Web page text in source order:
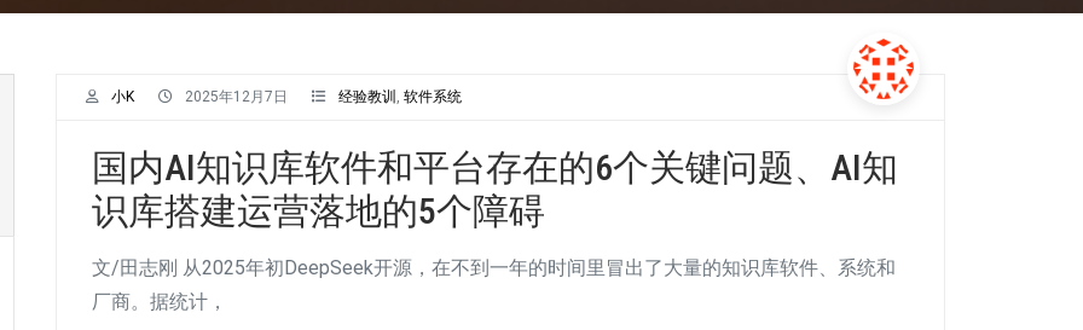
小K 2025年12月7日 经验教训 软件系统
国内AI知识库软件和平台存在的6个关键问题、AI知
识库搭建运营落地的5个障碍
文/田志刚 从2025年初DeepSeek开源，在不到一年的时间里冒出了大量的知识库软件、系统和
厂商。据统计，